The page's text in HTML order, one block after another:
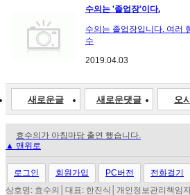
수의는 '졸업장'이다.
수의는 졸업장입니다. 여러
수
2019.04.03
새로운글 새로운댓글 오
수의선택방법 및 요령을 알려드립니다.
수의 11종 원단시험성적서 취득.
효수의가 아침마당 출연 했습니다.
새벽배송 정책 유지하는 이유
효도수의 효 수의! 다시 시작합니다.
▲ 맨위로
로그인 회원가입 PC버전 전화걸기
상호명: 효수의│대표: 한진식│개인정보관리책임